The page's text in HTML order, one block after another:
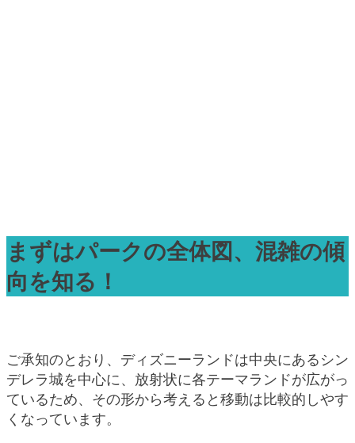
まずはパークの全体図、混雑の傾
向を知る！
ご承知のとおり、ディズニーランドは中央にあるシン
デレラ城を中心に、放射状に各テーマランドが広がっ
ているため、その形から考えると移動は比較的しやす
くなっています。